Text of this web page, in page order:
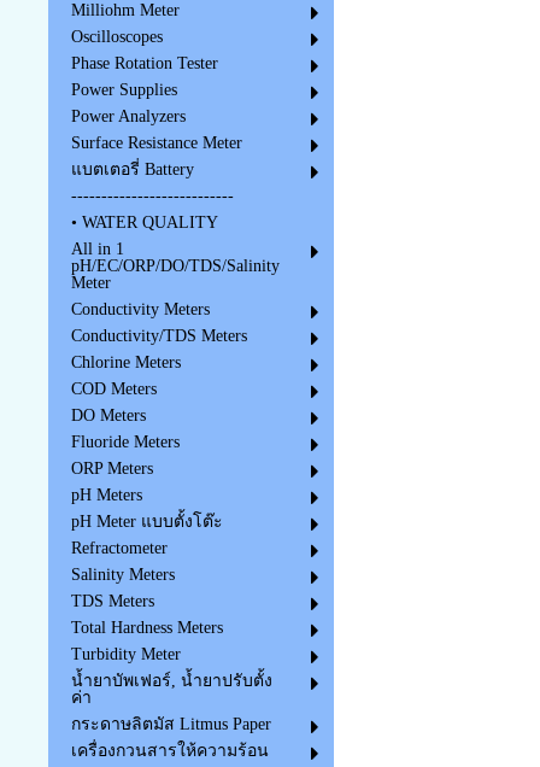
Milliohm Meter
Oscilloscopes
Phase Rotation Tester
Power Supplies
Power Analyzers
Surface Resistance Meter
แบตเตอรี่ Battery
---------------------------
• WATER QUALITY
All in 1
pH/EC/ORP/DO/TDS/Salinity
Meter
Conductivity Meters
Conductivity/TDS Meters
Chlorine Meters
COD Meters
DO Meters
Fluoride Meters
ORP Meters
pH Meters
pH Meter แบบตั้งโต๊ะ
Refractometer
Salinity Meters
TDS Meters
Total Hardness Meters
Turbidity Meter
น้ำยาบัพเฟอร์, น้ำยาปรับตั้ง
ค่า
กระดาษลิตมัส Litmus Paper
เครื่องกวนสารให้ความร้อน